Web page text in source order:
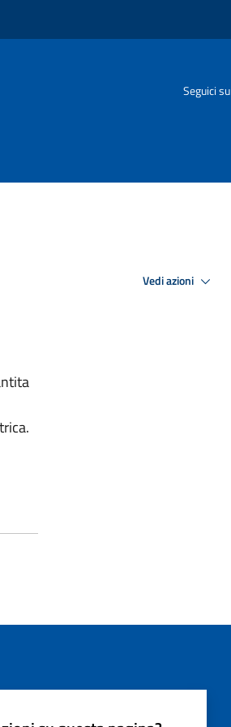
Seguici su
Vedi azioni